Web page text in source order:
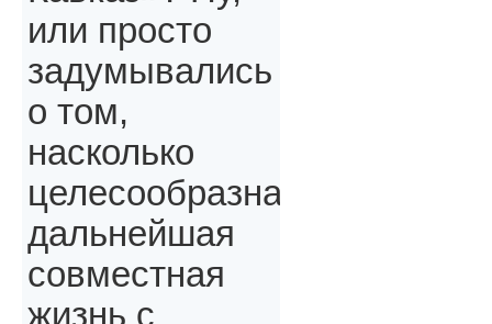
или просто
задумывались
о том,
насколько
целесообразна
дальнейшая
совместная
жизнь с